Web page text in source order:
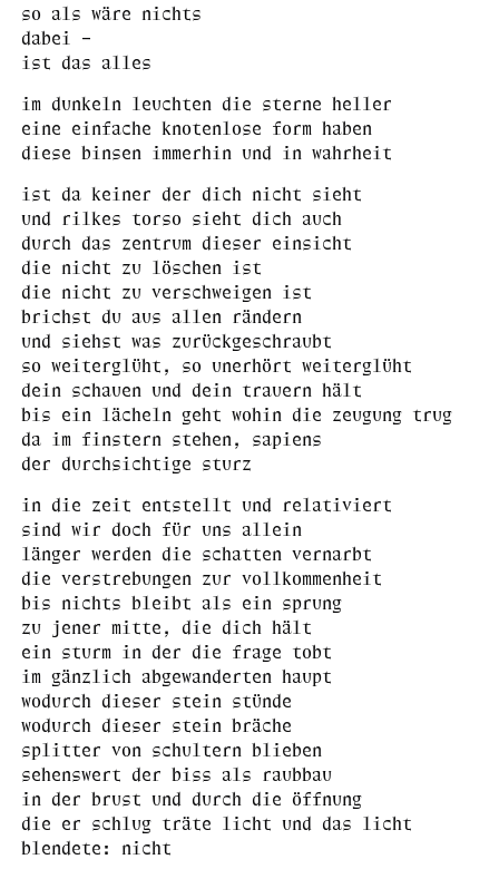
so als wäre nichts
dabei –
ist das alles
im dunkeln leuchten die sterne heller
eine einfache knotenlose form haben
diese binsen immerhin und in wahrheit
ist da keiner der dich nicht sieht
und rilkes torso sieht dich auch
durch das zentrum dieser einsicht
die nicht zu löschen ist
die nicht zu verschweigen ist
brichst du aus allen rändern
und siehst was zurückgeschraubt
so weiterglüht, so unerhört weiterglüht
dein schauen und dein trauern hält
bis ein lächeln geht wohin die zeugung trug
da im finstern stehen, sapiens
der durchsichtige sturz
in die zeit entstellt und relativiert
sind wir doch für uns allein
länger werden die schatten vernarbt
die verstrebungen zur vollkommenheit
bis nichts bleibt als ein sprung
zu jener mitte, die dich hält
ein sturm in der die frage tobt
im gänzlich abgewanderten haupt
wodurch dieser stein stünde
wodurch dieser stein bräche
splitter von schultern blieben
sehenswert der biss als raubbau
in der brust und durch die öffnung
die er schlug träte licht und das licht
blendete: nicht